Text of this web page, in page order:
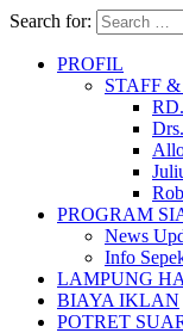
Search for:
PROFIL
STAFF
PROGRAM
News
Info
LAMPUNG
BIAYA IKLAN
POTRET